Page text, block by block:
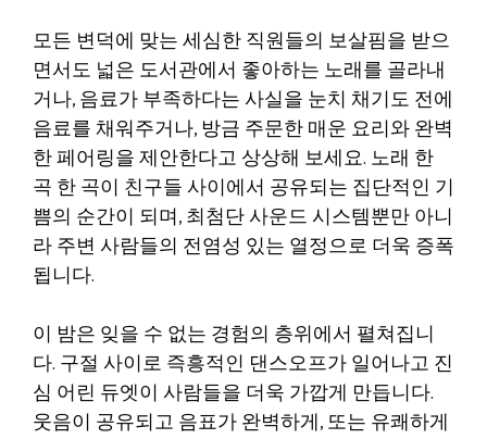
모든 변덕에 맞는 세심한 직원들의 보살핌을 받으
면서도 넓은 도서관에서 좋아하는 노래를 골라내
거나, 음료가 부족하다는 사실을 눈치 채기도 전에
음료를 채워주거나, 방금 주문한 매운 요리와 완벽
한 페어링을 제안한다고 상상해 보세요. 노래 한
곡 한 곡이 친구들 사이에서 공유되는 집단적인 기
쁨의 순간이 되며, 최첨단 사운드 시스템뿐만 아니
라 주변 사람들의 전염성 있는 열정으로 더욱 증폭
됩니다.
이 밤은 잊을 수 없는 경험의 층위에서 펼쳐집니
다. 구절 사이로 즉흥적인 댄스오프가 일어나고 진
심 어린 듀엣이 사람들을 더욱 가깝게 만듭니다.
웃음이 공유되고 음표가 완벽하게, 또는 유쾌하게